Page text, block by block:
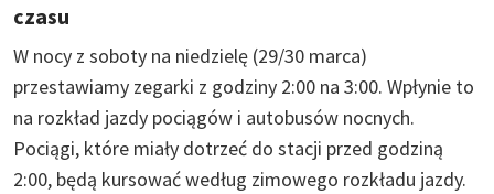
czasu
W nocy z soboty na niedzielę (29/30 marca)
przestawiamy zegarki z godziny 2:00 na 3:00. Wpłynie to
na rozkład jazdy pociągów i autobusów nocnych.
Pociągi, które miały dotrzeć do stacji przed godziną
2:00, będą kursować według zimowego rozkładu jazdy.